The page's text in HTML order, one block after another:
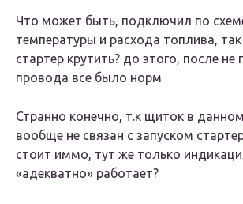
Что может быть, подключил по
температуры и расхода топлива,
стартер крутить? до этого, после не
провода все было норм
Странно конечно, т.к щиток в
вообще не связан с запуском
стоит иммо, тут же только
«адекватно» работает?